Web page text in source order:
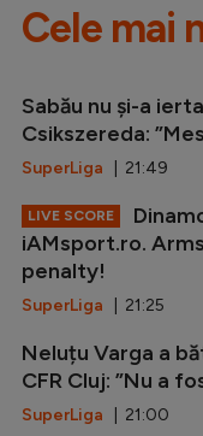
Cele mai
Sabău nu și-a
Csikszereda:
SuperLiga | 21:49
LIVE SCORE
iAMsport.ro.
penalty!
SuperLiga | 21:25
Neluțu Varga a
CFR Cluj: ”Nu a
SuperLiga | 21:00